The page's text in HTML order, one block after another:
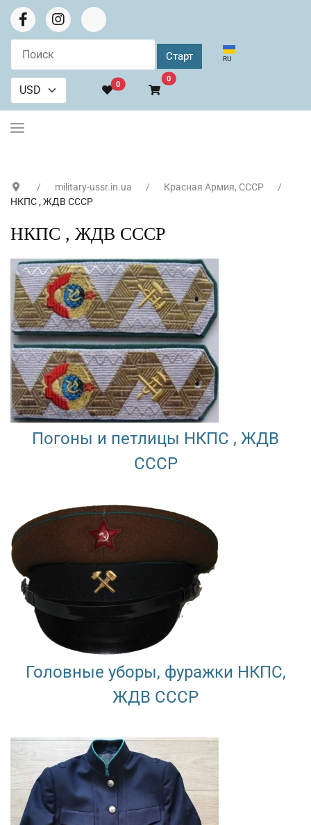
Выберите язык
RU
0
0В корзину
military-ussr.in.ua
Красная Армия, СССР
НКПС , ЖДВ СССР
НКПС , ЖДВ СССР
Погоны и петлицы НКПС , ЖДВ
СССР
Головные уборы, фуражки НКПС,
ЖДВ СССР